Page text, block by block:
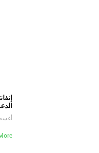
أغسطس
»